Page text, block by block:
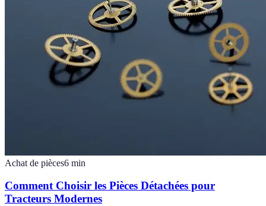
Achat de pièces6 min
Comment Choisir les Pièces Détachées pour
Tracteurs Modernes